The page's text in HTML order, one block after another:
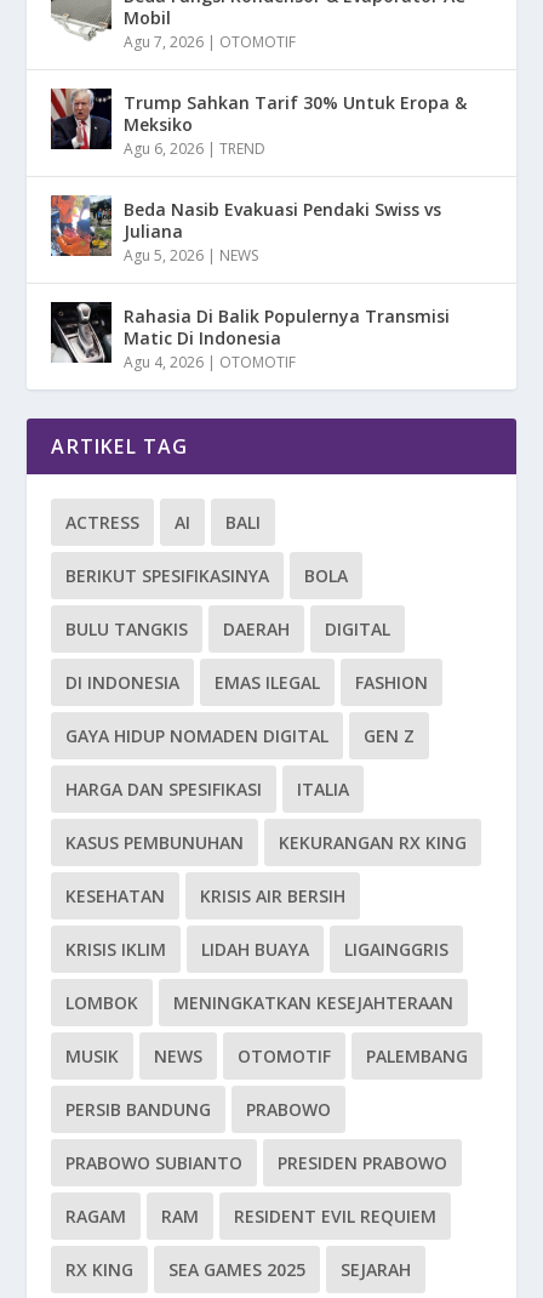
Mobil
Agu 7, 2026 | OTOMOTIF
Trump Sahkan Tarif 30% Untuk Eropa &
Meksiko
Agu 6, 2026 |TREND
Beda Nasib Evakuasi Pendaki Swiss vs
Juliana
Agu 5, 2026 | NEWS
Rahasia Di Balik Populernya Transmisi
Matic Di Indonesia
Agu 4, 2026 | OTOMOTIF
ARTIKEL TAG
ACTRESS AI BALI
BERIKUT SPESIFIKASINYA BOLA
BULU TANGKIS DAERAH DIGITAL
DI INDONESIA EMAS ILEGAL FASHION
GAYA HIDUP NOMADEN DIGITAL GEN Z
HARGA DAN SPESIFIKASI ITALIA
KASUS PEMBUNUHAN KEKURANGAN RX KING
KESEHATAN KRISIS AIR BERSIH
KRISIS IKLIM LIDAH BUAYA LIGAINGGRIS
LOMBOK MENINGKATKAN KESEJAHTERAAN
MUSIK NEWS OTOMOTIF PALEMBANG
PERSIB BANDUNG PRABOWO
PRABOWO SUBIANTO PRESIDEN PRABOWO
RAGAM RAM RESIDENT EVIL REQUIEM
RX KING SEA GAMES 2025 SEJARAH